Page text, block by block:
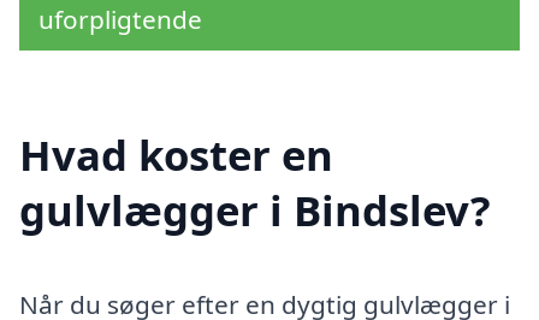
uforpligtende
Hvad koster en
gulvlægger i Bindslev?
Når du søger efter en dygtig gulvlægger i